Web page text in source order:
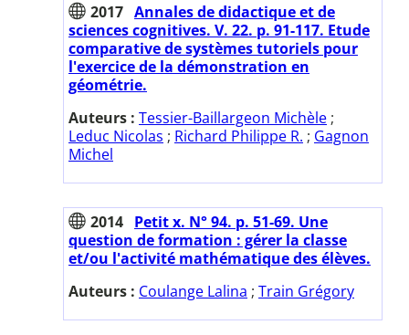
2017 Annales de didactique et de
sciences cognitives. V. 22. p. 91-117. Etude
comparative de systèmes tutoriels pour
l'exercice de la démonstration en
géométrie.
Auteurs : Tessier-Baillargeon Michèle ;
Leduc Nicolas ; Richard Philippe R. ; Gagnon
Michel
2014 Petit x. N° 94. p. 51-69. Une
question de formation : gérer la classe
et/ou l'activité mathématique des élèves.
Auteurs : Coulange Lalina ; Train Grégory